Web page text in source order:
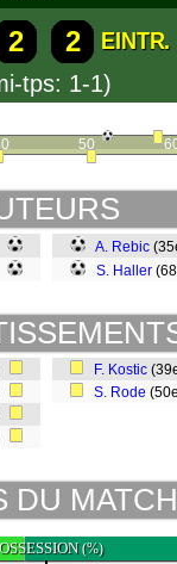
2 2
tps: 1-1)
50
A. Rebic
S. Haller
F. Kostic
S. Rode
DU MATCH
(%)